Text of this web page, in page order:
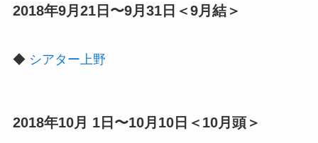
2018年9月21日〜9月31日＜9月結＞
◆ シアター上野
2018年10月 1日〜10月10日＜10月頭＞